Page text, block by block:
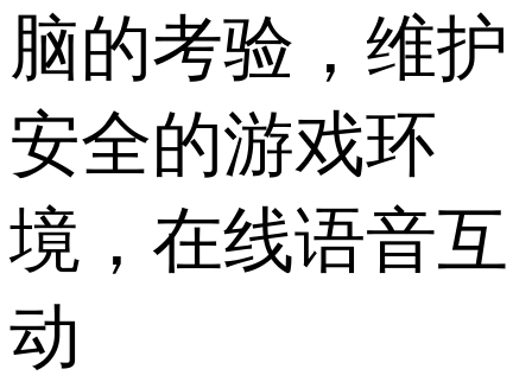
脑的考验，维护
安全的游戏环
境，在线语音互
动